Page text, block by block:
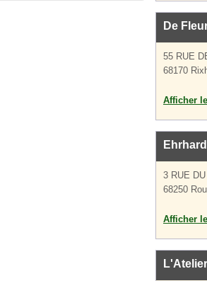
De
55 RUE
68170
Afficher
3 RUE
68250
Afficher